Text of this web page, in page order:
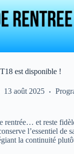
est disponible !
13 août 2025
rentrée… et reste
l’essentiel de
la continuité